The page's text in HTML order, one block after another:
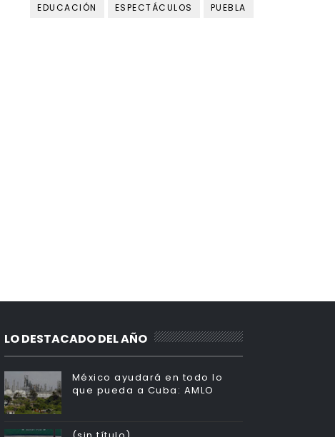
EDUCACIÓN
ESPECTÁCULOS PUEBLA
LO DESTACADO DEL AÑO
México ayudará en todo lo
que pueda a Cuba: AMLO